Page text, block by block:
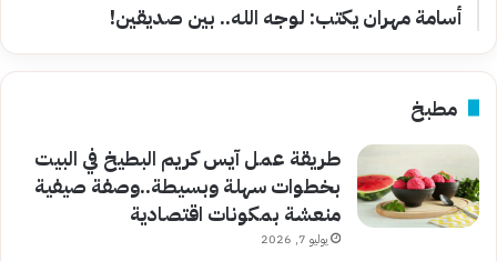
أسامة مهران يكتب: لوجه الله.. بين صديقين!
مطبخ
طريقة عمل آيس كريم البطيخ في البيت
بخطوات سهلة وبسيطة..وصفة صيفية
منعشة بمكونات اقتصادية
يوليو 7, 2026